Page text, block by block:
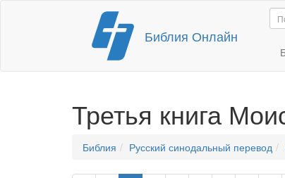
Перейти
содержимому
Библия Онлайн
Третья книга
Библия Русский синодальный перевод